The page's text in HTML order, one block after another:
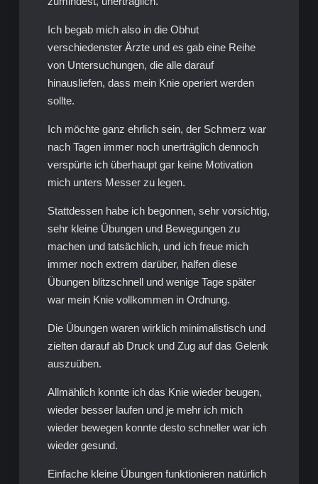
Ich begab mich also in die Obhut
verschiedenster Ärzte und es gab eine Reihe
von Untersuchungen, die alle darauf
hinausliefen, dass mein Knie operiert werden
sollte.
Ich möchte ganz ehrlich sein, der Schmerz war
nach Tagen immer noch unerträglich dennoch
verspürte ich überhaupt gar keine Motivation
mich unters Messer zu legen.
Stattdessen habe ich begonnen, sehr vorsichtig,
sehr kleine Übungen und Bewegungen zu
machen und tatsächlich, und ich freue mich
immer noch extrem darüber, halfen diese
Übungen blitzschnell und wenige Tage später
war mein Knie vollkommen in Ordnung.
Die Übungen waren wirklich minimalistisch und
zielten darauf ab Druck und Zug auf das Gelenk
auszuüben.
Allmählich konnte ich das Knie wieder beugen,
wieder besser laufen und je mehr ich mich
wieder bewegen konnte desto schneller war ich
wieder gesund.
Einfache kleine Übungen funktionieren natürlich